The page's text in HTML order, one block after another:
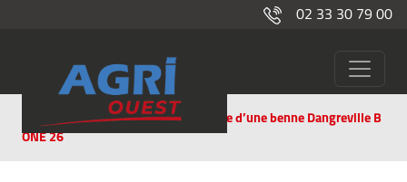
02 33 30 79 00
ActualitésLivraison et mise en service d’une benne Dangreville B
ONE 26